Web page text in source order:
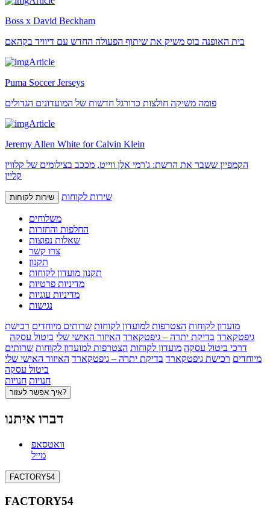
Boss x David Beckham
בית האופנה בוס משיק את שיתוף הפעולה החדש עם דיוויד בקהאם
Puma Soccer Jerseys
פומה משיקה חולצות כדורגל חדשות של המועדונים הגדולים
Jeremy Allen White for Calvin Klein
הקמפיין ששבר את הרשת: ג'רמי אלן ווייט, מככב בצילומים של קלווין
קליין
שירות לקוחות שירות לקוחות
משלוחים
החלפות והחזרות
שאלות נפוצות
צרו קשר
תקנון
תקנון מועדון לקוחות
מדיניות פרטיות
מדיניות עוגיות
נגישות
מועדון לקוחות הצטרפות למועדון לקוחות שרותים מיוחדים רכישת
גיפטקארד בדיקת יתרה – גיפטקארד האיזור האישי שלי ביטול עסקה
דרכי ביטול עסקה מועדון לקוחות הצטרפות למועדון לקוחות שרותים
מיוחדים רכישת גיפטקארד בדיקת יתרה – גיפטקארד האיזור האישי שלי
ביטול עסקה
חנויות חנויות
איך אפשר לעזור?
דברו איתנו
וואטסאפ
מייל
FACTORY54
FACTORY54